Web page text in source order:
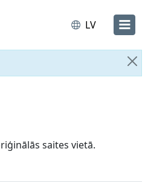
LV
saites vietā.